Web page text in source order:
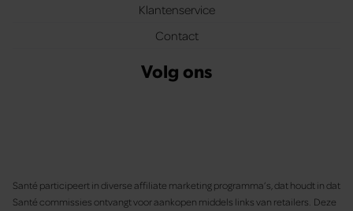
Klantenservice
Contact
Volg ons
Santé participeert in diverse affiliate marketing programma’s, dat houdt in dat
Santé commissies ontvangt voor aankopen middels links van retailers. Deze